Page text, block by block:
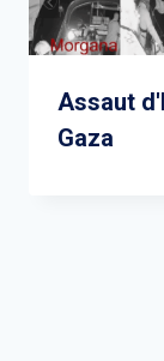
Assaut
Gaza